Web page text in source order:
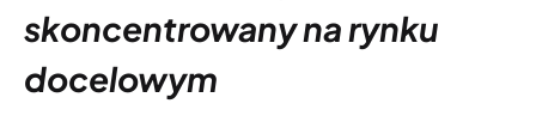
skoncentrowany na rynku
docelowym